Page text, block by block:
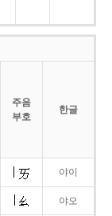
주음
부호
한글
야이
야오